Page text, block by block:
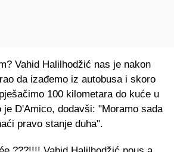
Vahid Halilhodžić nas je nakon
da izađemo iz autobusa i skoro
100 kilometara do kuće u
je D'Amico, dodavši: "Moramo sada
pravo stanje duha".